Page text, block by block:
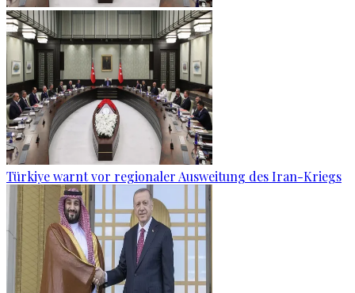
Türkiye warnt vor regionaler Ausweitung des Iran-Kriegs